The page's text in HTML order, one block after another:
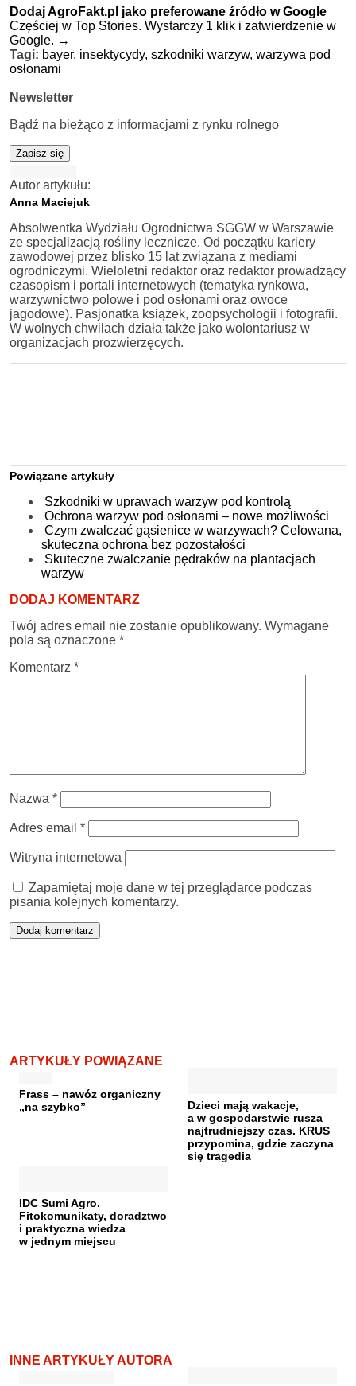
Dodaj AgroFakt.pl jako preferowane źródło w Google
Częściej w Top Stories. Wystarczy 1 klik i zatwierdzenie w
Google. →
Tagi: bayer, insektycydy, szkodniki warzyw, warzywa pod
osłonami
Newsletter
Bądź na bieżąco z informacjami z rynku rolnego
Zapisz się
Autor artykułu:
Anna Maciejuk
Absolwentka Wydziału Ogrodnictwa SGGW w Warszawie
ze specjalizacją rośliny lecznicze. Od początku kariery
zawodowej przez blisko 15 lat związana z mediami
ogrodniczymi. Wieloletni redaktor oraz redaktor prowadzący
czasopism i portali internetowych (tematyka rynkowa,
warzywnictwo polowe i pod osłonami oraz owoce
jagodowe). Pasjonatka książek, zoopsychologii i fotografii.
W wolnych chwilach działa także jako wolontariusz w
organizacjach prozwierzęcych.
Powiązane artykuły
Szkodniki w uprawach warzyw pod kontrolą
Ochrona warzyw pod osłonami – nowe możliwości
Czym zwalczać gąsienice w warzywach? Celowana,
skuteczna ochrona bez pozostałości
Skuteczne zwalczanie pędraków na plantacjach
warzyw
DODAJ KOMENTARZ
Twój adres email nie zostanie opublikowany. Wymagane
pola są oznaczone *
Komentarz *
Nazwa *
Adres email *
Witryna internetowa
Zapamiętaj moje dane w tej przeglądarce podczas
pisania kolejnych komentarzy.
ARTYKUŁY POWIĄZANE
Frass – nawóz organiczny
„na szybko”
Dzieci mają wakacje,
a w gospodarstwie rusza
najtrudniejszy czas. KRUS
przypomina, gdzie zaczyna
się tragedia
IDC Sumi Agro.
Fitokomunikaty, doradztwo
i praktyczna wiedza
w jednym miejscu
INNE ARTYKUŁY AUTORA